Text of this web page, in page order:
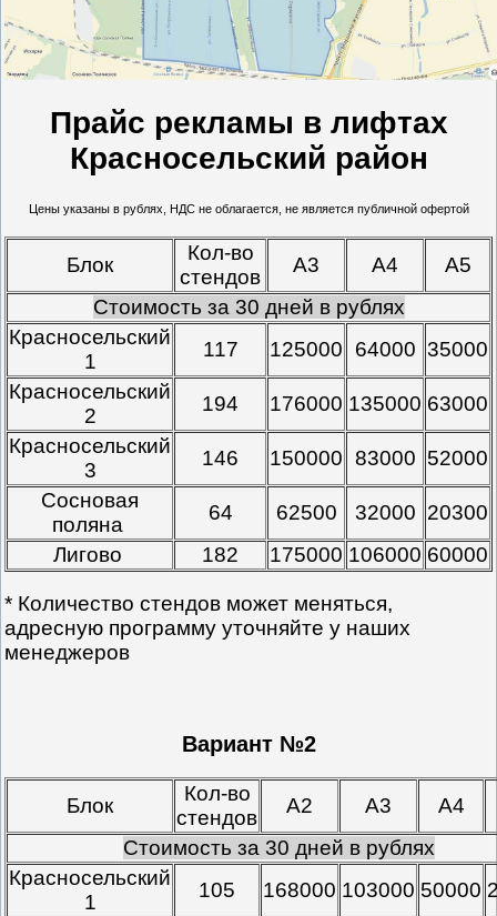
Прайс рекламы в лифтах
Красносельский район
Цены указаны в рублях, НДС не облагается, не является публичной офертой
Блок
Кол-во
стендов
А3 А4
А5
Стоимость за 30 дней в рублях
Красносельский
1
117 125000 64000 35000
Красносельский
2
194 176000 135000 63000
Красносельский
3
146 150000 83000 52000
Сосновая
поляна
64 62500 32000 20300
Лигово
182 175000 106000 60000
* Количество стендов может меняться,
адресную программу уточняйте у наших
менеджеров
Вариант №2
Блок
Кол-во
стендов
А2 А3
А4
Стоимость за 30 дней в рублях
Красносельский
1
105 168000 103000 50000